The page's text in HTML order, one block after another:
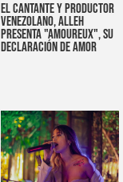
EL CANTANTE Y PRODUCTOR
VENEZOLANO, ALLEH
PRESENTA "AMOUREUX", SU
DECLARACIÓN DE AMOR